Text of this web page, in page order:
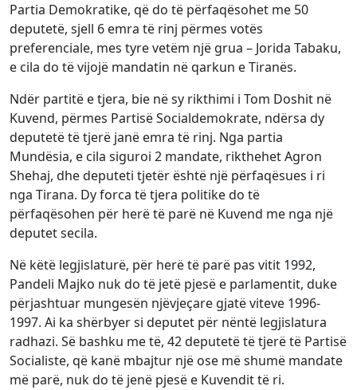
Partia Demokratike, që do të përfaqësohet me 50
deputetë, sjell 6 emra të rinj përmes votës
preferenciale, mes tyre vetëm një grua – Jorida Tabaku,
e cila do të vijojë mandatin në qarkun e Tiranës.
Ndër partitë e tjera, bie në sy rikthimi i Tom Doshit në
Kuvend, përmes Partisë Socialdemokrate, ndërsa dy
deputetë të tjerë janë emra të rinj. Nga partia
Mundësia, e cila siguroi 2 mandate, rikthehet Agron
Shehaj, dhe deputeti tjetër është një përfaqësues i ri
nga Tirana. Dy forca të tjera politike do të
përfaqësohen për herë të parë në Kuvend me nga një
deputet secila.
Në këtë legjislaturë, për herë të parë pas vitit 1992,
Pandeli Majko nuk do të jetë pjesë e parlamentit, duke
përjashtuar mungesën njëvjeçare gjatë viteve 1996-
1997. Ai ka shërbyer si deputet për nëntë legjislatura
radhazi. Së bashku me të, 42 deputetë të tjerë të Partisë
Socialiste, që kanë mbajtur një ose më shumë mandate
më parë, nuk do të jenë pjesë e Kuvendit të ri.